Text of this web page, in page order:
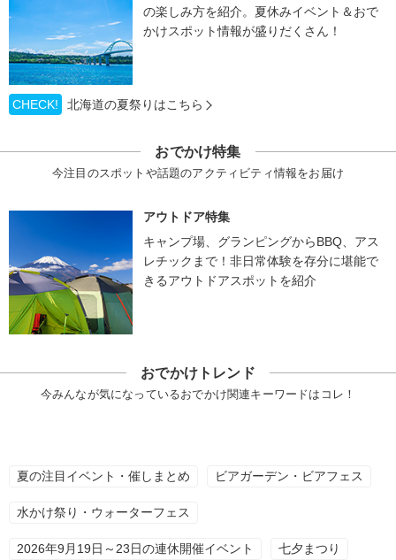
の楽しみ方を紹介。夏休みイベント＆おで
かけスポット情報が盛りだくさん！
CHECK! 北海道の夏祭りはこちら
おでかけ特集
今注目のスポットや話題のアクティビティ情報をお届け
アウトドア特集
キャンプ場、グランピングからBBQ、アス
レチックまで！非日常体験を存分に堪能で
きるアウトドアスポットを紹介
おでかけトレンド
今みんなが気になっているおでかけ関連キーワードはコレ！
夏の注目イベント・催しまとめ ビアガーデン・ビアフェス
水かけ祭り・ウォーターフェス
2026年9月19日～23日の連休開催イベント 七夕まつり